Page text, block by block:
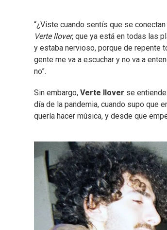
“¿Viste cuando sentís que se
Verte llover, que ya está en todas las
y estaba nervioso, porque de repente
gente me va a escuchar y no va a
no”.
Sin embargo, Verte llover se
día de la pandemia, cuando supo que
quería hacer música, y desde que